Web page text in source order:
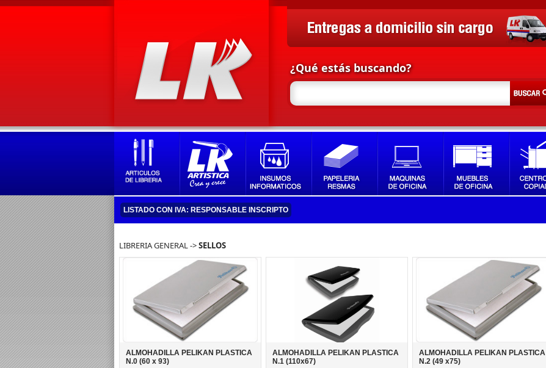
¿Qué estás buscando?
LISTADO CON IVA: RESPONSABLE INSCRIPTO
LIBRERIA GENERAL ->SELLOS
ALMOHADILLA PELIKAN PLASTICA
N.0 (60 x 93)
ALMOHADILLA PELIKAN PLASTICA
N.1 (110x67)
ALMOHADILLA PELIKAN PLASTICA
N.2 (49 x75)